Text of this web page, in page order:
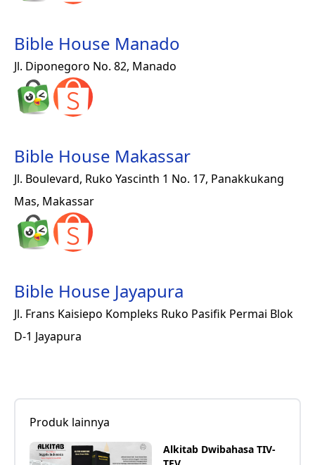
Bible House Manado
Jl. Diponegoro No. 82, Manado
Bible House Makassar
Jl. Boulevard, Ruko Yascinth 1 No. 17, Panakkukang
Mas, Makassar
Bible House Jayapura
Jl. Frans Kaisiepo Kompleks Ruko Pasifik Permai Blok
D-1 Jayapura
Produk lainnya
Alkitab Dwibahasa TIV-